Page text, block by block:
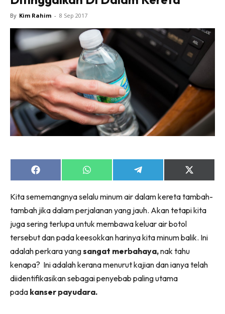
By Kim Rahim - 8 Sep 2017
Share
on
Share
on
Share
on
Share
on
(Twitter)
Kita sememangnya selalu minum air dalam kereta tambah-
tambah jika dalam perjalanan yang jauh. Akan tetapi kita
juga sering terlupa untuk membawa keluar air botol
tersebut dan pada keesokkan harinya kita minum balik. Ini
adalah perkara yangsangat merbahaya,nak tahu
kenapa? Ini adalah kerana menurut kajian dan ianya telah
diidentifikasikan sebagai penyebab paling utama
pada kanser payudara.